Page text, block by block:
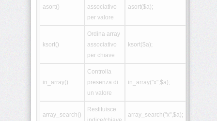
PHP:
REST
Struttura
Tabella
asort()
associativo
per valore
asort($a);
ksort()
Ordina array
associativo
per chiave
ksort($a);
in_array()
Controlla
presenza di
un valore
in_array("x",$a);
array_search()
Restituisce
array_search("x",$a);